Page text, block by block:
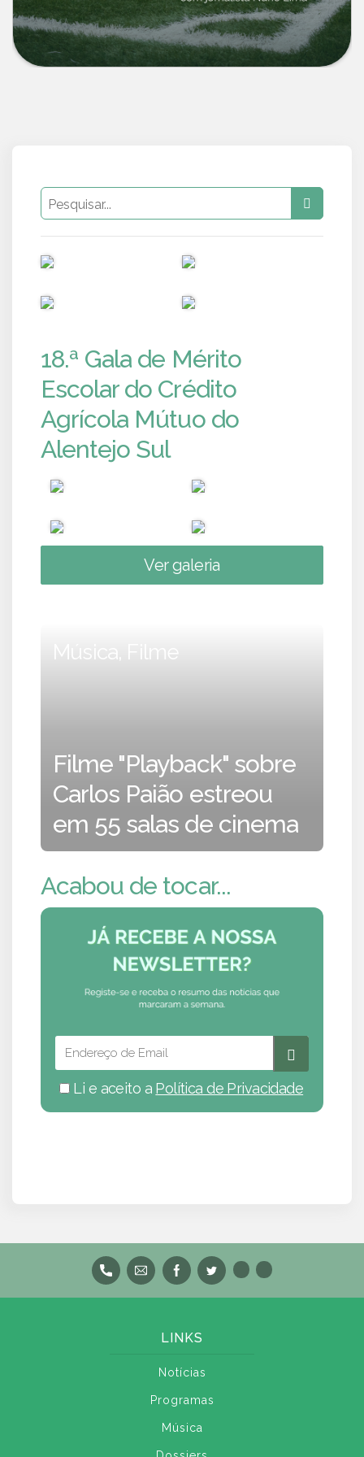
18.ª Gala de Mérito
Escolar do Crédito
Agrícola Mútuo do
Alentejo Sul
Ver galeria
Música, Filme
Filme "Playback" sobre
Carlos Paião estreou
em 55 salas de cinema
Acabou de tocar...
Li e aceito a Política de Privacidade
LINKS
Notícias
Programas
Música